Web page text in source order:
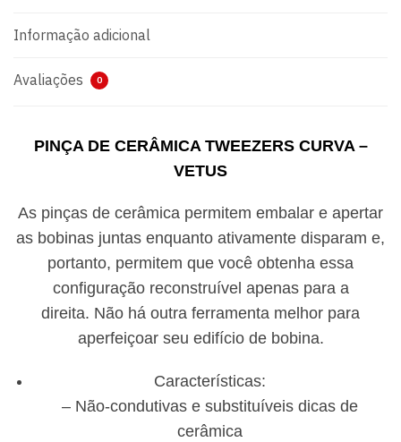
Informação adicional
Avaliações 0
PINÇA DE CERÂMICA TWEEZERS CURVA –
VETUS
As pinças de cerâmica permitem embalar e apertar
as bobinas juntas enquanto ativamente disparam e,
portanto, permitem que você obtenha essa
configuração reconstruível apenas para a
direita. Não há outra ferramenta melhor para
aperfeiçoar seu edifício de bobina.
Características:
– Não-condutivas e substituíveis dicas de
cerâmica